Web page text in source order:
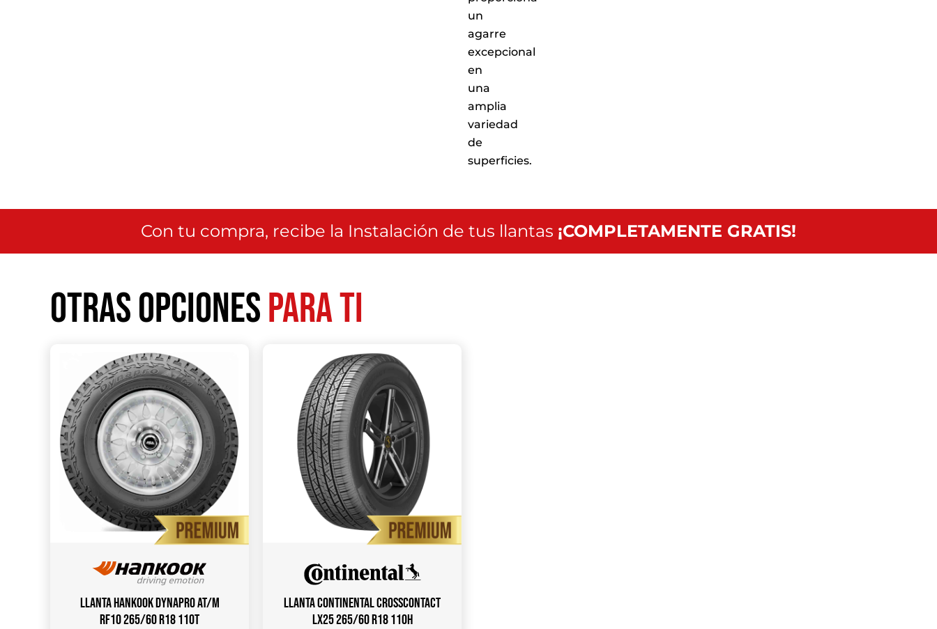
un
agarre
excepcional
en
una
amplia
variedad
de
superficies.
Con tu compra, recibe la Instalación de tus llantas ¡COMPLETAMENTE GRATIS!
Otras opcionespara ti
Llanta HANKOOK Dynapro AT/M
RF10 265/60 R18 110T
Llanta CONTINENTAL CrossContact
LX25 265/60 R18 110H